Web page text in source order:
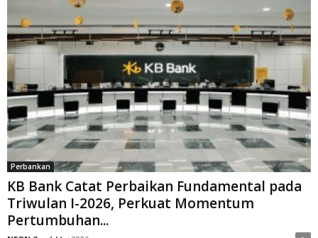
Perbankan
KB Bank Catat Perbaikan Fundamental pada
Triwulan I-2026, Perkuat Momentum
Pertumbuhan...